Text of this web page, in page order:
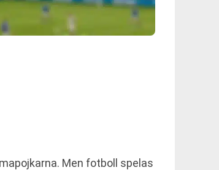
Men fotboll spelas